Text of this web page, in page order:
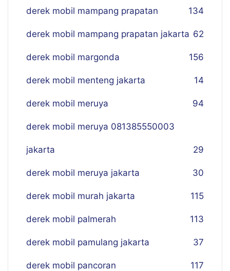
derek mobil mampang prapatan 134
derek mobil mampang prapatan jakarta 62
derek mobil margonda 156
derek mobil menteng jakarta 14
derek mobil meruya 94
derek mobil meruya 081385550003
jakarta 29
derek mobil meruya jakarta 30
derek mobil murah jakarta 115
derek mobil palmerah 113
derek mobil pamulang jakarta 37
derek mobil pancoran 117